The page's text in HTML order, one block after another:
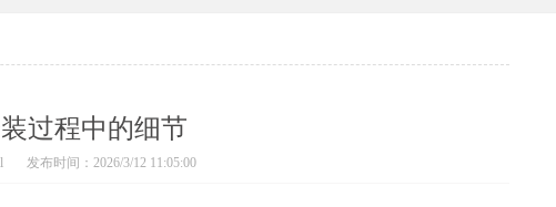
过程中的细节
发布时间：2026/3/12 11:05:00